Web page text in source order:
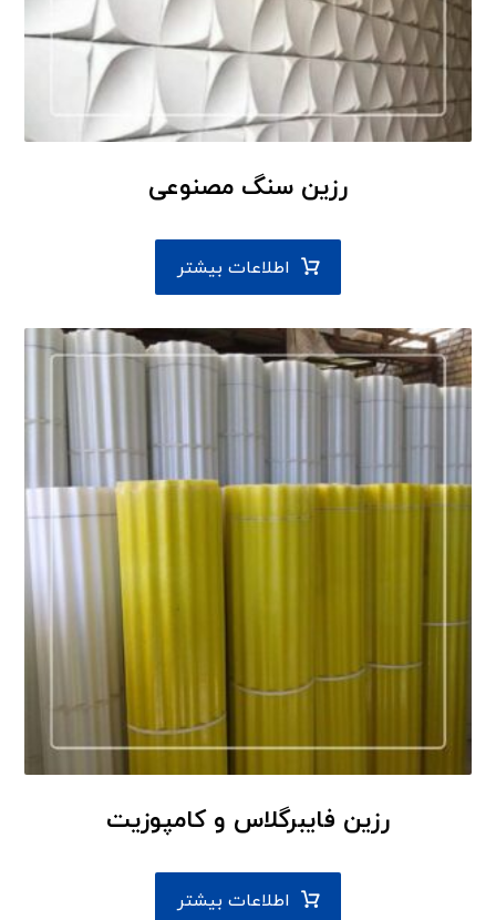
رزین سنگ مصنوعی
اطلاعات بیشتر
رزین فایبرگلاس و کامپوزیت
اطلاعات بیشتر